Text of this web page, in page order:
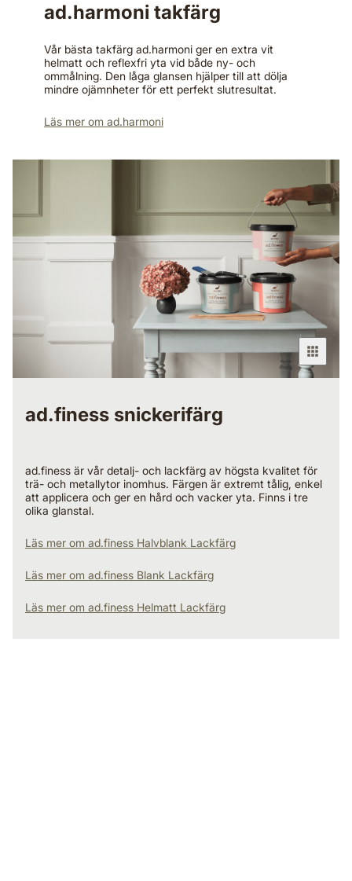
ad.harmoni takfärg
Vår bästa takfärg ad.harmoni ger en extra vit
helmatt och reflexfri yta vid både ny- och
ommålning. Den låga glansen hjälper till att dölja
mindre ojämnheter för ett perfekt slutresultat. ​
Läs mer om ad.harmoni
ad.finess snickerifärg
ad.finess är vår detalj- och lackfärg av högsta kvalitet för
trä- och metallytor inomhus. Färgen är extremt tålig, enkel
att applicera och ger en hård och vacker yta. Finns i tre
olika glanstal. ​
Läs mer om ad.finess Halvblank Lackfärg
Läs mer om ad.finess Blank Lackfärg
Läs mer om ad.finess Helmatt Lackfärg